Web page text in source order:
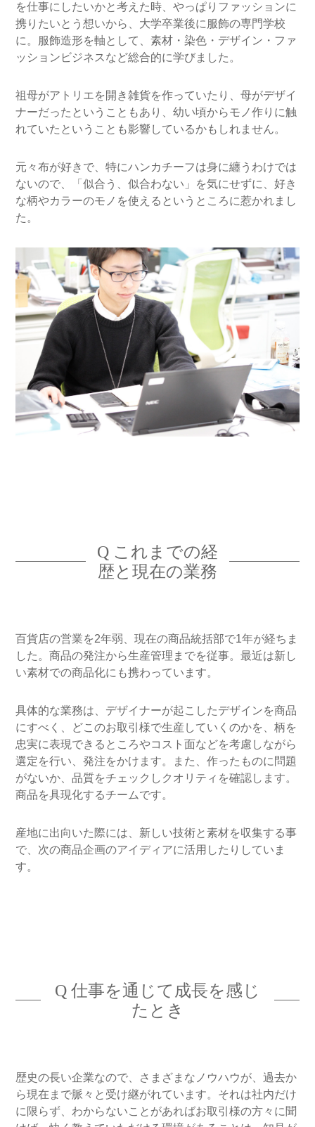
を仕事にしたいかと考えた時、やっぱりファッションに
携りたいとう想いから、大学卒業後に服飾の専門学校
に。服飾造形を軸として、素材・染色・デザイン・ファ
ッションビジネスなど総合的に学びました。
祖母がアトリエを開き雑貨を作っていたり、母がデザイ
ナーだったということもあり、幼い頃からモノ作りに触
れていたということも影響しているかもしれません。
元々布が好きで、特にハンカチーフは身に纏うわけでは
ないので、「似合う、似合わない」を気にせずに、好き
な柄やカラーのモノを使えるというところに惹かれまし
た。
Q これまでの経
歴と現在の業務
百貨店の営業を2年弱、現在の商品統括部で1年が経ちま
した。商品の発注から生産管理までを従事。最近は新し
い素材での商品化にも携わっています。
具体的な業務は、デザイナーが起こしたデザインを商品
にすべく、どこのお取引様で生産していくのかを、柄を
忠実に表現できるところやコスト面などを考慮しながら
選定を行い、発注をかけます。また、作ったものに問題
がないか、品質をチェックしクオリティを確認します。
商品を具現化するチームです。
産地に出向いた際には、新しい技術と素材を収集する事
で、次の商品企画のアイディアに活用したりしていま
す。
Q 仕事を通じて成長を感じ
たとき
歴史の長い企業なので、さまざまなノウハウが、過去か
ら現在まで脈々と受け継がれています。それは社内だけ
に限らず、わからないことがあればお取引様の方々に聞